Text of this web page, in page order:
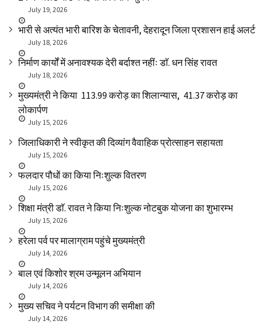
July 19, 2026
भारी से अत्यंत भारी बारिश के चेतावनी, देहरादून जिला प्रशासन हाई अलर्ट
July 18, 2026
निर्माण कार्यों में अनावश्यक देरी बर्दाश्त नहींः डाॅ. धन सिंह रावत
July 18, 2026
मुख्यमंत्री ने किया ₹ 113.99 करोड़ का शिलान्यास, ₹ 41.37 करोड़ का
लोकार्पण
July 15, 2026
जिलाधिकारी ने स्वीकृत की दिव्यांग वैवाहिक प्रोत्साहन सहायता
July 15, 2026
फलदार पौधों का किया निःशुल्क वितरण
July 15, 2026
शिक्षा मंत्री डाॅ. रावत ने किया निःशुल्क नोटबुक योजना का शुभारम्भ
July 15, 2026
हरेला पर्व पर मालाग्राम पहुंचे मुख्यमंत्री
July 14, 2026
बाल एवं किशोर श्रम उन्मूलन अभियान
July 14, 2026
मुख्य सचिव ने पर्यटन विभाग की समीक्षा की
July 14, 2026